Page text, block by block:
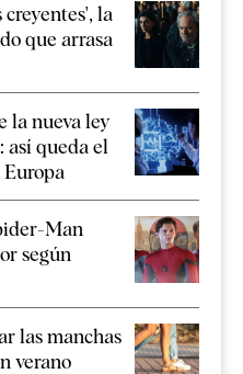
la
que arrasa
la nueva ley
queda el
Europa
Man
según
las manchas
verano